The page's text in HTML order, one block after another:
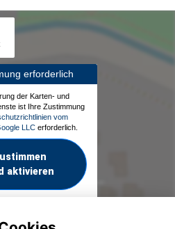
erforderlich
der Karten- und
ist Ihre Zustimmung
vom
LLC erforderlich.
aktivieren